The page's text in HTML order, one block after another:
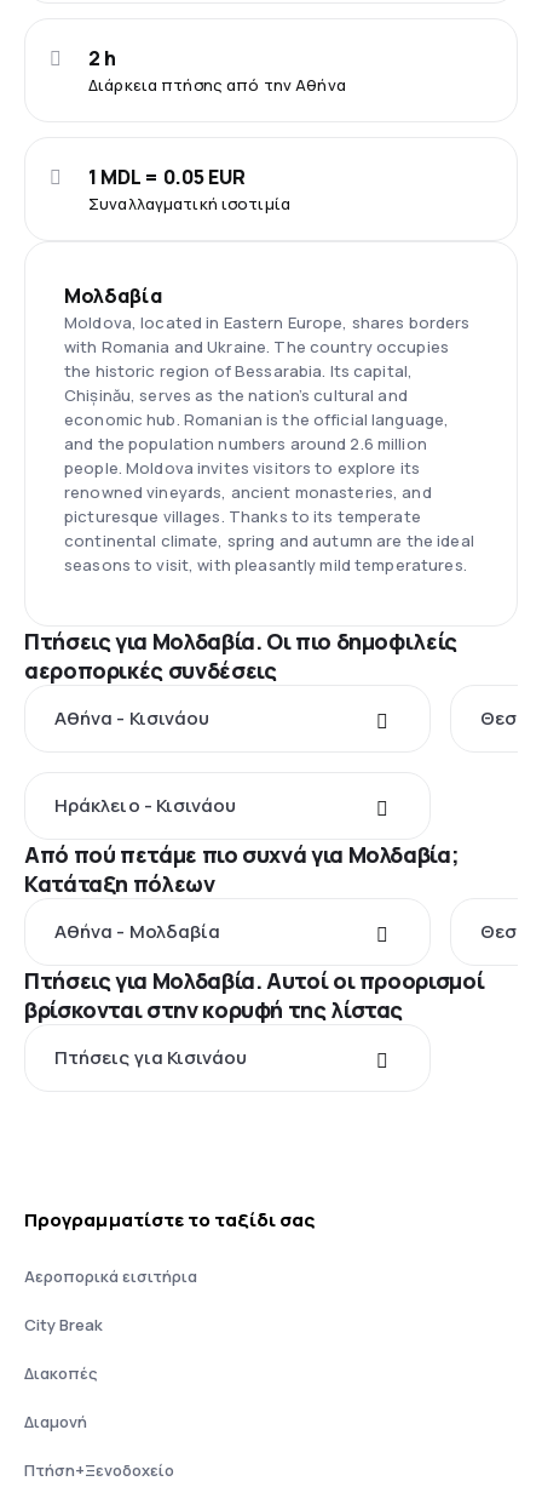
Διάρκεια πτήσης από την Αθήνα
2 h
Συναλλαγματική ισοτιμία
1 MDL = 0.05 EUR
Μολδαβία
Moldova, located in Eastern Europe, shares borders
with Romania and Ukraine. The country occupies
the historic region of Bessarabia. Its capital,
Chișinău, serves as the nation’s cultural and
economic hub. Romanian is the official language,
and the population numbers around 2.6 million
people. Moldova invites visitors to explore its
renowned vineyards, ancient monasteries, and
picturesque villages. Thanks to its temperate
continental climate, spring and autumn are the ideal
seasons to visit, with pleasantly mild temperatures.
Πτήσεις για Μολδαβία. Οι πιο δημοφιλείς
αεροπορικές συνδέσεις
Αθήνα - Κισινάου
Ηράκλειο - Κισινάου
Από πού πετάμε πιο συχνά για Μολδαβία;
Κατάταξη πόλεων
Αθήνα - Μολδαβία
Πτήσεις για Μολδαβία. Αυτοί οι προορισμοί
βρίσκονται στην κορυφή της λίστας
Πτήσεις για Κισινάου
Προγραμματίστε το ταξίδι σας
Αεροπορικά εισιτήρια
City Break
Διακοπές
Διαμονή
Πτήση+Ξενοδοχείο